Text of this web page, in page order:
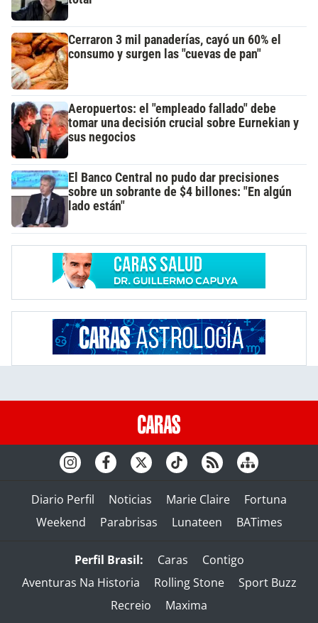
Cerraron 3 mil panaderías, cayó un 60% el
consumo y surgen las "cuevas de pan"
Aeropuertos: el "empleado fallado" debe
tomar una decisión crucial sobre Eurnekian y
sus negocios
El Banco Central no pudo dar precisiones
sobre un sobrante de $4 billones: "En algún
lado están"
Diario Perfil Noticias Marie Claire
Fortuna
Weekend
Parabrisas Lunateen BATimes
Perfil Brasil: Caras
Contigo
Aventuras Na Historia
Rolling Stone
Sport Buzz
Recreio
Maxima